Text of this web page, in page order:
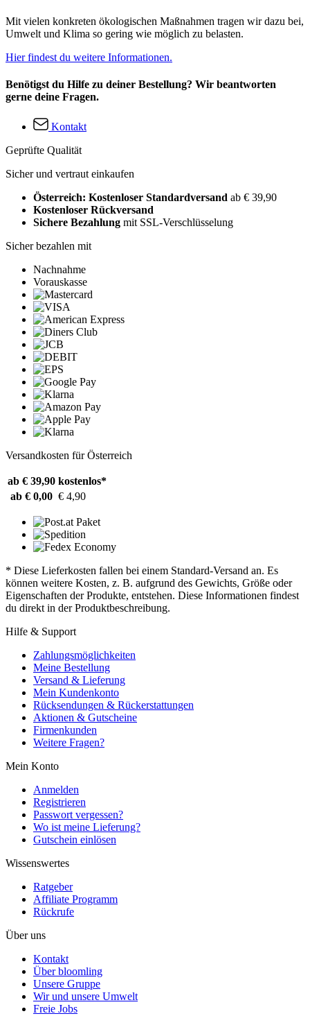
Mit vielen konkreten ökologischen Maßnahmen tragen wir dazu bei,
Umwelt und Klima so gering wie möglich zu belasten.
Hier findest du weitere Informationen.
Benötigst du Hilfe zu deiner Bestellung? Wir beantworten
gerne deine Fragen.
Kontakt
Geprüfte Qualität
Sicher und vertraut einkaufen
Österreich: Kostenloser Standardversand ab € 39,90
Kostenloser Rückversand
Sichere Bezahlung mit SSL-Verschlüsselung
Sicher bezahlen mit
Nachnahme
Vorauskasse
Versandkosten für Österreich
ab € 39,90 kostenlos*
ab € 0,00 € 4,90
* Diese Lieferkosten fallen bei einem Standard-Versand an. Es
können weitere Kosten, z. B. aufgrund des Gewichts, Größe oder
Eigenschaften der Produkte, entstehen. Diese Informationen findest
du direkt in der Produktbeschreibung.
Hilfe & Support
Zahlungsmöglichkeiten
Meine Bestellung
Versand & Lieferung
Mein Kundenkonto
Rücksendungen & Rückerstattungen
Aktionen & Gutscheine
Firmenkunden
Weitere Fragen?
Mein Konto
Anmelden
Registrieren
Passwort vergessen?
Wo ist meine Lieferung?
Gutschein einlösen
Wissenswertes
Ratgeber
Affiliate Programm
Rückrufe
Über uns
Kontakt
Über bloomling
Unsere Gruppe
Wir und unsere Umwelt
Freie Jobs